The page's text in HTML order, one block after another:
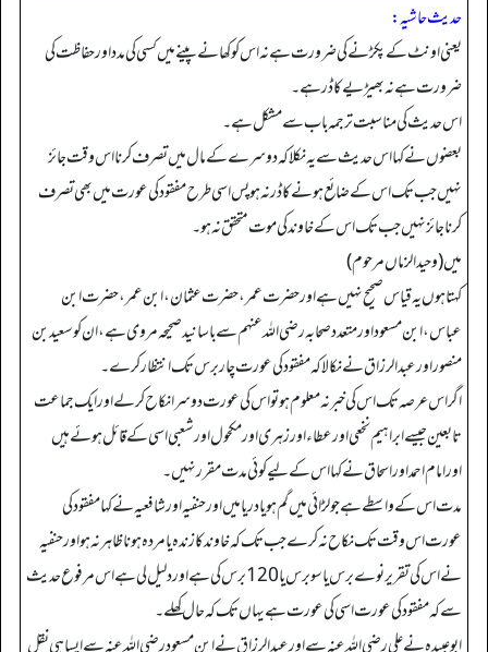
حدیث حاشیہ:
یعنی اونٹ کے پکڑنے کی ضرورت ہے نہ اس کو کھانے پینے میں کسی کی مدد اور حفاظت کی
ضرورت ہے نہ بھیڑیے کا ڈر ہے۔
اس حدیث کی مناسبت ترجمہ باب سے مشکل ہے۔
بعضوں نے کہا اس حدیث سے یہ نکلا کہ دوسرے کے مال میں تصرف کرنا اس وقت جائز
نہیں جب تک اس کے ضائع ہونے کا ڈر نہ ہو پس اسی طرح مفقود کی عورت میں بھی تصرف
کرنا جائز نہیں جب تک اس کے خاوند کی موت متحقق نہ ہو۔
میں (وحیدالزماں مرحوم)
کہتا ہوں یہ قیاس صحیح نہیں ہے اور حضرت عمر، حضرت عثمان، ابن عمر، حضرت ابن
عباس، ابن مسعود اور متعدد صحابہ رضی اللہ عنہم سے باسانید صحیحہ مروی ہے، ان کو سعید بن
منصور اور عبدالرزاق نے نکالا کہ مفقود کی عورت چار برس تک انتظار کرے۔
اگر اس عرصہ تک اس کی خبر نہ معلوم ہو تو اس کی عورت دوسرا نکاح کر لے اور ایک جماعت
تابعین جیسے ابراہیم نخعی اور عطاء اورزہری اور مکحول اور شعبی اسی کے قائل ہوئے ہیں
اورامام احمد اوراسحاق نے کہا اس کے لیے کوئی مدت مقرر نہیں۔
مدت اس کے واسطے ہے جو لڑائی میں گم ہو یا دریا میں اور حنفیہ اور شافعیہ نے کہا مفقود کی
عورت اس وقت تک نکاح نہ کرے جب تک کہ خاوند کا زندہ یا مردہ ہونا ظاہر نہ ہو اور حنفیہ
نے اس کی تقریر نوے برس یا سو برس یا 120 برس کی ہے اور دلیل لی ہے اس مرفوع حدیث
سے کہ مفقود کی عورت اسی کی عورت ہے یہاں تک کہ حال کھلے۔